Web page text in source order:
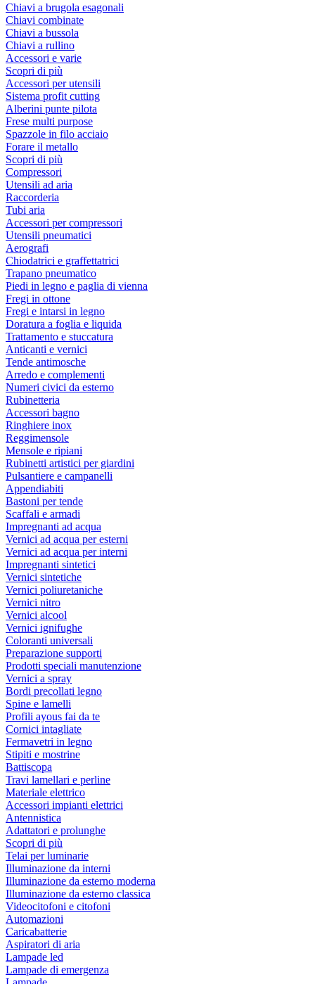
Chiavi a brugola esagonali
Chiavi combinate
Chiavi a bussola
Chiavi a rullino
Accessori e varie
Scopri di più
Accessori per utensili
Sistema profit cutting
Alberini punte pilota
Frese multi purpose
Spazzole in filo acciaio
Forare il metallo
Scopri di più
Compressori
Utensili ad aria
Raccorderia
Tubi aria
Accessori per compressori
Utensili pneumatici
Aerografi
Chiodatrici e graffettatrici
Trapano pneumatico
Piedi in legno e paglia di vienna
Fregi in ottone
Fregi e intarsi in legno
Doratura a foglia e liquida
Trattamento e stuccatura
Anticanti e vernici
Tende antimosche
Arredo e complementi
Numeri civici da esterno
Rubinetteria
Accessori bagno
Ringhiere inox
Reggimensole
Mensole e ripiani
Rubinetti artistici per giardini
Pulsantiere e campanelli
Appendiabiti
Bastoni per tende
Scaffali e armadi
Impregnanti ad acqua
Vernici ad acqua per esterni
Vernici ad acqua per interni
Impregnanti sintetici
Vernici sintetiche
Vernici poliuretaniche
Vernici nitro
Vernici alcool
Vernici ignifughe
Coloranti universali
Preparazione supporti
Prodotti speciali manutenzione
Vernici a spray
Bordi precollati legno
Spine e lamelli
Profili ayous fai da te
Cornici intagliate
Fermavetri in legno
Stipiti e mostrine
Battiscopa
Travi lamellari e perline
Materiale elettrico
Accessori impianti elettrici
Antennistica
Adattatori e prolunghe
Scopri di più
Telai per luminarie
Illuminazione da interni
Illuminazione da esterno moderna
Illuminazione da esterno classica
Videocitofoni e citofoni
Automazioni
Caricabatterie
Aspiratori di aria
Lampade led
Lampade di emergenza